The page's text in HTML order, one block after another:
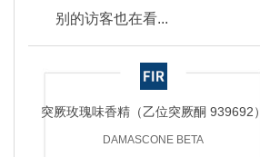
别的访客也在看...
突厥玫瑰味香精（乙位突厥酮 939692）
DAMASCONE BETA